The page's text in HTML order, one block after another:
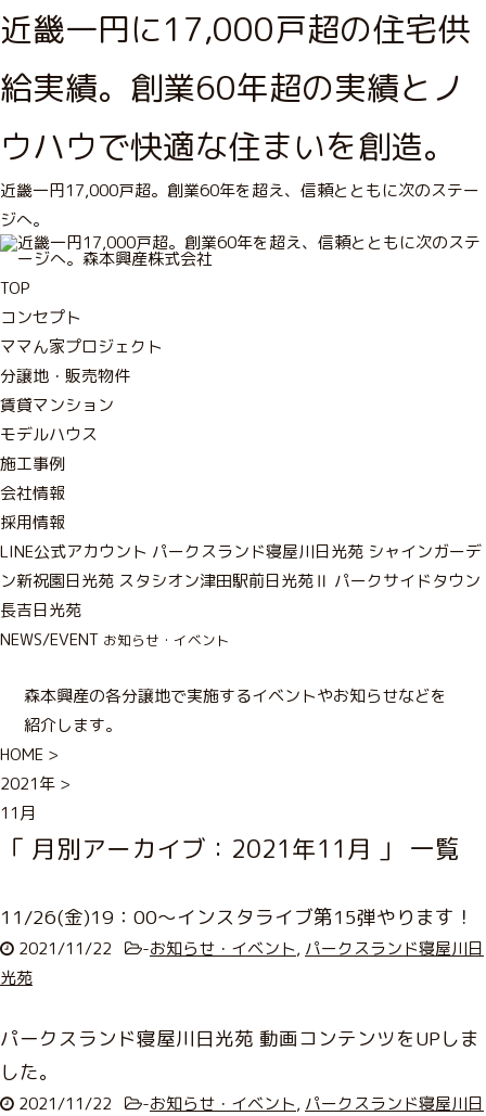
近畿一円に17,000戸超の住宅供
給実績。創業60年超の実績とノ
ウハウで快適な住まいを創造。
近畿一円17,000戸超。創業60年を超え、信頼とともに次のステー
ジへ。
TOP
コンセプト
ママん家プロジェクト
分譲地・販売物件
賃貸マンション
モデルハウス
施工事例
会社情報
採用情報
LINE公式アカウント パークスランド寝屋川日光苑 シャインガーデ
ン新祝園日光苑 スタシオン津田駅前日光苑Ⅱ パークサイドタウン
長吉日光苑
NEWS/EVENT お知らせ・イベント
森本興産の各分譲地で実施するイベントやお知らせなどを
紹介します。
HOME >
2021年 >
11月
「 月別アーカイブ：2021年11月 」 一覧
11/26(金)19：00～インスタライブ第15弾やります！
2021/11/22 -お知らせ・イベント, パークスランド寝屋川日
光苑
パークスランド寝屋川日光苑 動画コンテンツをUPしま
した。
2021/11/22 -お知らせ・イベント, パークスランド寝屋川日